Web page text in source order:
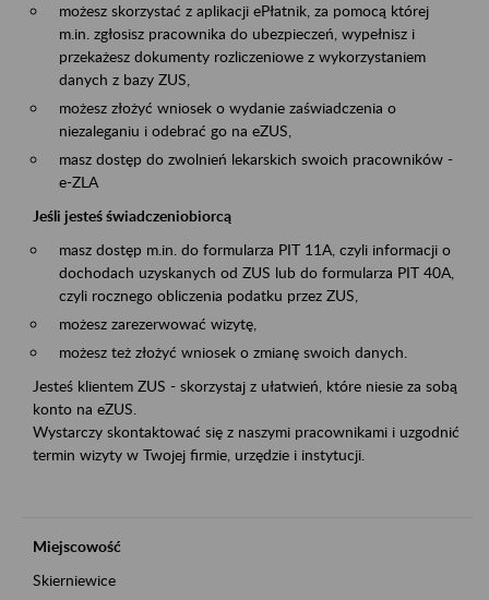
możesz skorzystać z aplikacji ePłatnik, za pomocą której
m.in. zgłosisz pracownika do ubezpieczeń, wypełnisz i
przekażesz dokumenty rozliczeniowe z wykorzystaniem
danych z bazy ZUS,
możesz złożyć wniosek o wydanie zaświadczenia o
niezaleganiu i odebrać go na eZUS,
masz dostęp do zwolnień lekarskich swoich pracowników -
e-ZLA
Jeśli jesteś świadczeniobiorcą
masz dostęp m.in. do formularza PIT 11A, czyli informacji o
dochodach uzyskanych od ZUS lub do formularza PIT 40A,
czyli rocznego obliczenia podatku przez ZUS,
możesz zarezerwować wizytę,
możesz też złożyć wniosek o zmianę swoich danych.
Jesteś klientem ZUS - skorzystaj z ułatwień, które niesie za sobą
konto na eZUS.
Wystarczy skontaktować się z naszymi pracownikami i uzgodnić
termin wizyty w Twojej firmie, urzędzie i instytucji.
Miejscowość
Skierniewice